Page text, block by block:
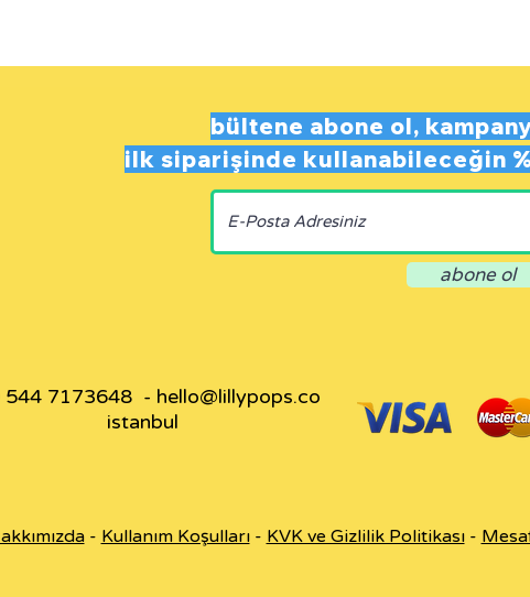
bültene abone ol,
ilk siparişinde kullanabileceğin
abone ol
544 7173648 - hello@lillypops.co
istanbul
- Kullanım Koşulları- KVK ve Gizlilik Politikası-